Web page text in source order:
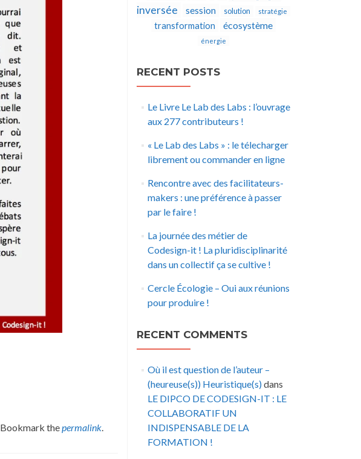
. Bookmark thepermalink
inversée
session solution stratégie
transformation écosystème
énergie
RECENT POSTS
Le Livre Le Lab des Labs : l’ouvrage
aux 277 contributeurs !
« Le Lab des Labs » : le télecharger
librement ou commander en ligne
Rencontre avec des facilitateurs-
makers : une préférence à passer
par le faire !
La journée des métier de
Codesign-it ! La pluridisciplinarité
dans un collectif ça se cultive !
Cercle Écologie – Oui aux réunions
pour produire !
RECENT COMMENTS
Où il est question de l’auteur –
(heureuse(s)) Heuristique(s)dans
LE DIPCO DE CODESIGN-IT : LE
COLLABORATIF UN
INDISPENSABLE DE LA
FORMATION !